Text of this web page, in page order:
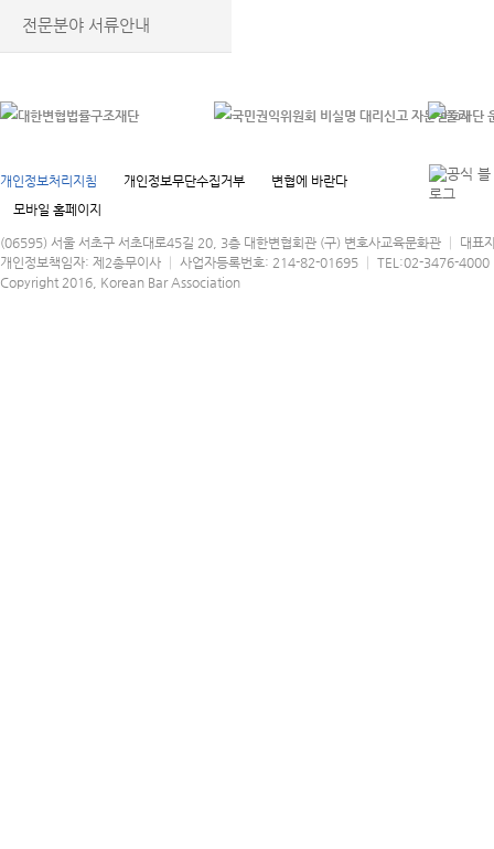
전문분야 서류안내
개인정보처리지침 개인정보무단수집거부
변협에 바란다
모바일 홈페이지
(06595) 서울 서초구 서초대로45길 20, 3층 대한변협회관 (구) 변호사교육문화관 │ 대표
개인정보책임자: 제2총무이사 │ 사업자등록번호: 214-82-01695 │ TEL:02-3476-
Copyright 2016, Korean Bar Association